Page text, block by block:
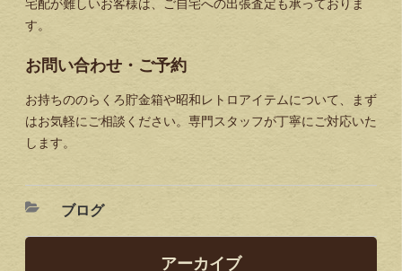
宅配が難しいお客様は、ご自宅への出張査定も承っておりま
す。
お問い合わせ・ご予約
お持ちののらくろ貯金箱や昭和レトロアイテムについて、まず
はお気軽にご相談ください。専門スタッフが丁寧にご対応いた
します。
ブログ
アーカイブ